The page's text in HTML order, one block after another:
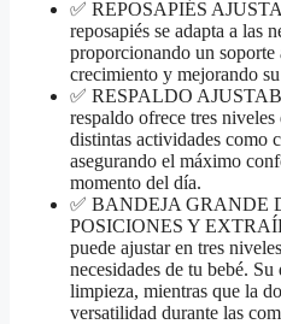
✅ REPOSAPIÉS
reposapiés se adapta a las
proporcionando un soporte
crecimiento y mejorando
✅ RESPALDO
respaldo ofrece tres
distintas actividades como
asegurando el máximo
momento del día.
✅ BANDEJA GRANDE
POSICIONES Y
puede ajustar en tres
necesidades de tu bebé.
limpieza, mientras que la
versatilidad durante las